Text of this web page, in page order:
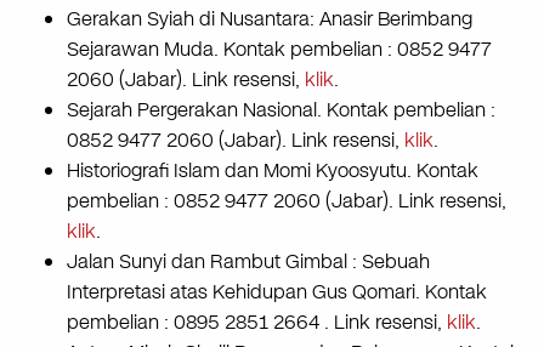
Gerakan Syiah di Nusantara: Anasir Berimbang
Sejarawan Muda. Kontak pembelian : 0852 9477
2060 (Jabar). Link resensi, klik.
Sejarah Pergerakan Nasional. Kontak pembelian :
0852 9477 2060 (Jabar). Link resensi, klik.
Historiografi Islam dan Momi Kyoosyutu. Kontak
pembelian : 0852 9477 2060 (Jabar). Link resensi,
klik.
Jalan Sunyi dan Rambut Gimbal : Sebuah
Interpretasi atas Kehidupan Gus Qomari. Kontak
pembelian : 0895 2851 2664 . Link resensi, klik.